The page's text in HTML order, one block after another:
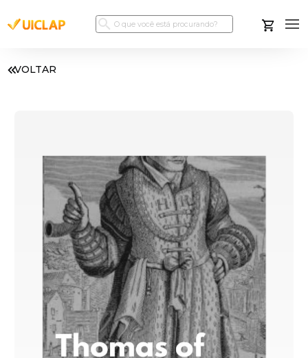
VOLTAR